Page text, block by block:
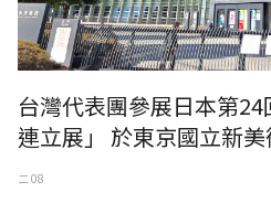
台灣代表團參展日本第
連立展」 於東京國立新
二 08